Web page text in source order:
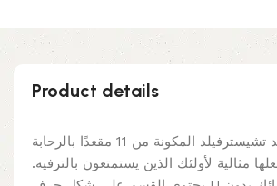
Product details
تتميز مقاعد تشيسترفيلد المكونة من 11 مقعدًا بالرحابة
مثالية لأولئك الذين يستمتعون بالترفيه.